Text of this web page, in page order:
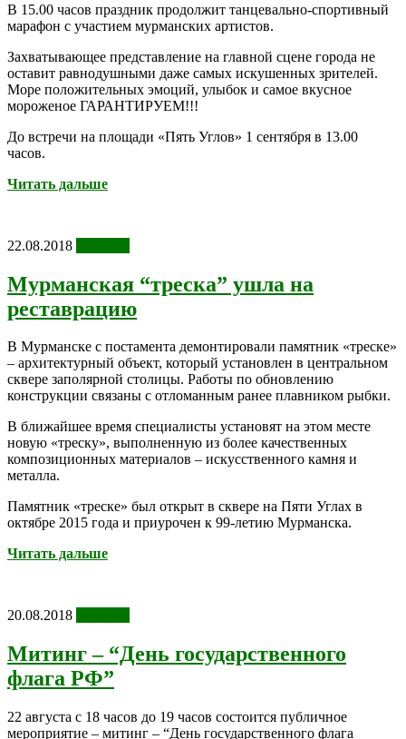
В 15.00 часов праздник продолжит танцевально-спортивный
марафон с участием мурманских артистов.
Захватывающее представление на главной сцене города не
оставит равнодушными даже самых искушенных зрителей.
Море положительных эмоций, улыбок и самое вкусное
мороженое ГАРАНТИРУЕМ!!!
До встречи на площади «Пять Углов» 1 сентября в 13.00
часов.
Читать дальше
22.08.2018
Мурманская “треска” ушла на
реставрацию
В Мурманске с постамента демонтировали памятник «треске»
– архитектурный объект, который установлен в центральном
сквере заполярной столицы. Работы по обновлению
конструкции связаны с отломанным ранее плавником рыбки.
В ближайшее время специалисты установят на этом месте
новую «треску», выполненную из более качественных
композиционных материалов – искусственного камня и
металла.
Памятник «треске» был открыт в сквере на Пяти Углах в
октябре 2015 года и приурочен к 99-летию Мурманска.
Читать дальше
20.08.2018
Митинг – “День государственного
флага РФ”
22 августа с 18 часов до 19 часов состоится публичное
мероприятие – митинг – “День государственного флага